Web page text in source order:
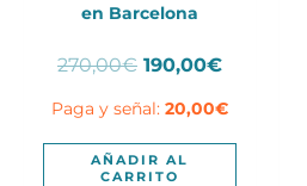
en Barcelona
270,00€ El
original
era:
270,00€.
190,00€El
actual
es:
Paga y señal: 20,00€
AÑADIR AL
CARRITO